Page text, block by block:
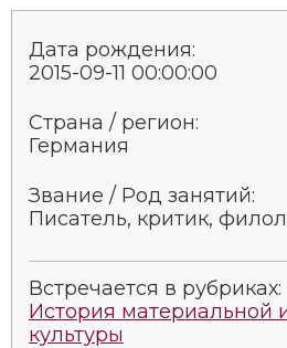
Дата рождения:
2015-09-11 00:00:00
Страна / регион:
Германия
Звание / Род занятий:
Писатель, критик,
Встречается в рубриках:
История материальной
культуры